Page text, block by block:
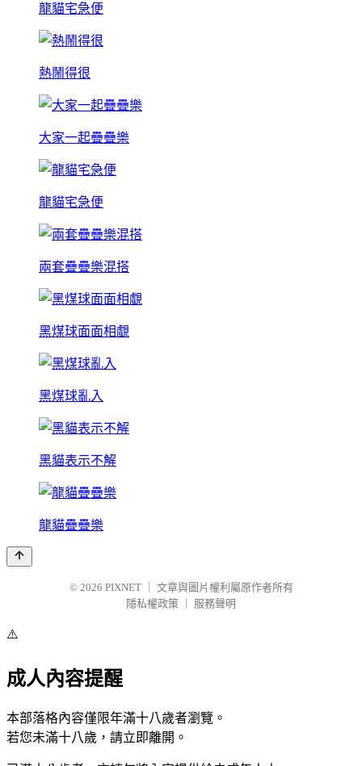
龍貓宅急便
熱鬧得很
大家一起疊疊樂
龍貓宅急便
兩套疊疊樂混搭
黑煤球面面相覷
黑煤球亂入
黑貓表示不解
龍貓疊疊樂
© 2026 PIXNET
文章與圖片權利屬原作者所有
隱私權政策
服務聲明
⚠️
成人內容提醒
本部落格內容僅限年滿十八歲者瀏覽。
若您未滿十八歲，請立即離開。